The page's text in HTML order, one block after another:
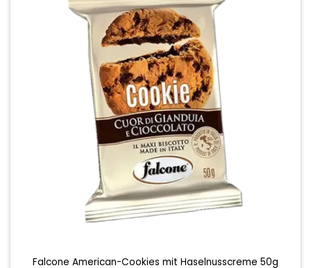
Falcone American-Cookies mit Haselnusscreme 50g